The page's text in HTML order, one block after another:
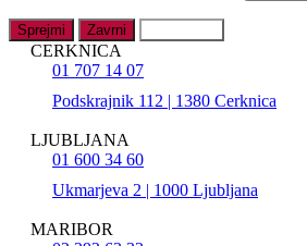
Sprejmi Zavrni
CERKNICA
01 707 14 07
Podskrajnik 112 | 1380 Cerknica
LJUBLJANA
01 600 34 60
Ukmarjeva 2 | 1000 Ljubljana
MARIBOR